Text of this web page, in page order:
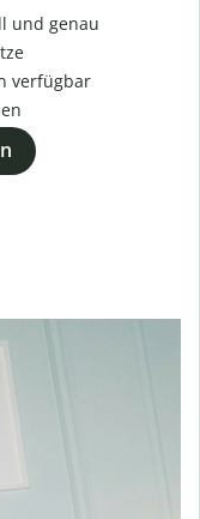
und genau
verfügbar